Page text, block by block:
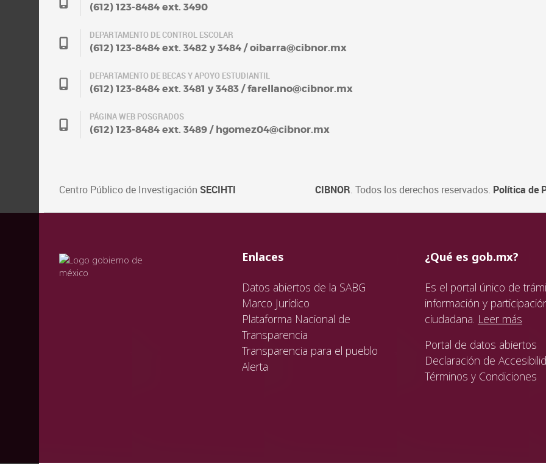
(612) 123-8484 ext. 3490
DEPARTAMENTO DE CONTROL ESCOLAR
(612) 123-8484 ext. 3482 y 3484 / oibarra@cibnor.mx
DEPARTAMENTO DE BECAS Y APOYO ESTUDIANTIL
(612) 123-8484 ext. 3481 y 3483 / farellano@cibnor.mx
PÁGINA WEB POSGRADOS
(612) 123-8484 ext. 3489 / hgomez04@cibnor.mx
Centro Público de Investigación SECIHTI CIBNOR. Todos los derechos reservados. Política de
valida
valida
valida
Enlaces
Datos abiertos de la SABG
Marco Jurídico
Plataforma Nacional de
Transparencia
Transparencia para el pueblo
Alerta
¿Qué es gob.mx?
Es el portal único de
información y
ciudadana. Leer más
Portal de datos abiertos
Declaración de
Términos y Condiciones